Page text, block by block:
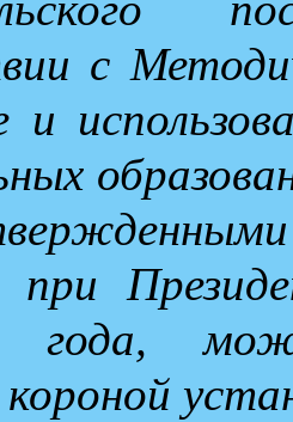
с
и
при
года,